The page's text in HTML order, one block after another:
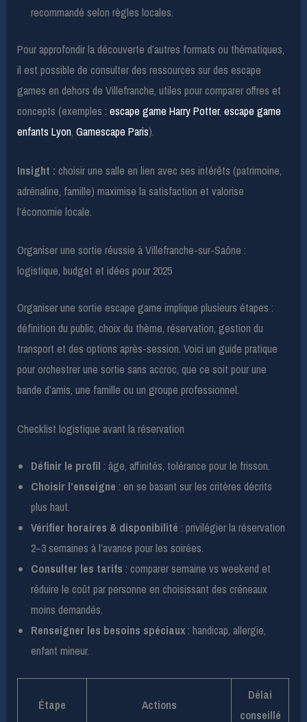
recommandé selon règles locales.
Pour approfondir la découverte d’autres formats ou thématiques,
il est possible de consulter des ressources sur des escape
games en dehors de Villefranche, utiles pour comparer offres et
concepts (exemples :escape game Harry Potter,escape game
enfants Lyon,Gamescape Paris).
Insight : choisir une salle en lien avec ses intérêts (patrimoine,
adrénaline, famille) maximise la satisfaction et valorise
l’économie locale.
Organiser une sortie réussie à Villefranche-sur-Saône :
logistique, budget et idées pour 2025
Organiser une sortie escape game implique plusieurs étapes :
définition du public, choix du thème, réservation, gestion du
transport et des options après-session. Voici un guide pratique
pour orchestrer une sortie sans accroc, que ce soit pour une
bande d’amis, une famille ou un groupe professionnel.
Checklist logistique avant la réservation
Définir le profil : âge, affinités, tolérance pour le frisson.
Choisir l’enseigne : en se basant sur les critères décrits
plus haut.
Vérifier horaires & disponibilité : privilégier la réservation
2–3 semaines à l’avance pour les soirées.
Consulter les tarifs : comparer semaine vs weekend et
réduire le coût par personne en choisissant des créneaux
moins demandés.
Renseigner les besoins spéciaux: handicap, allergie,
enfant mineur.
Étape Actions
Délai
conseillé